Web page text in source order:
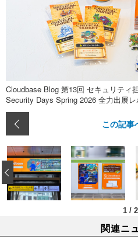
Cloudbase Blog 第13回 セキュリティ
Security Days Spring 2026 全力出展レ
この記事
1 / 2
‹
関連ニ